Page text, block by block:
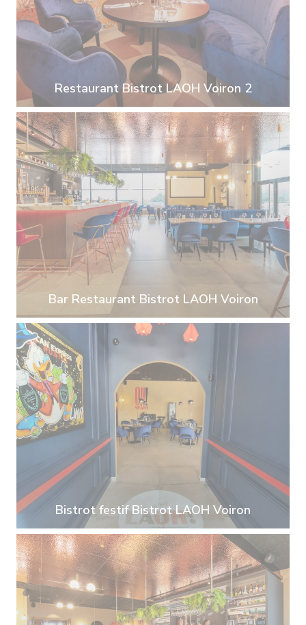
Restaurant Bistrot LAOH Voiron 2
Bar Restaurant Bistrot LAOH Voiron
Bistrot festif Bistrot LAOH Voiron